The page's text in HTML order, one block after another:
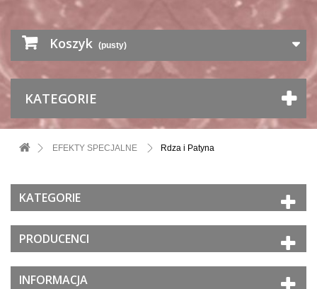
Koszyk (pusty)
KATEGORIE
EFEKTY SPECJALNE Rdza i Patyna
KATEGORIE
PRODUCENCI
INFORMACJA